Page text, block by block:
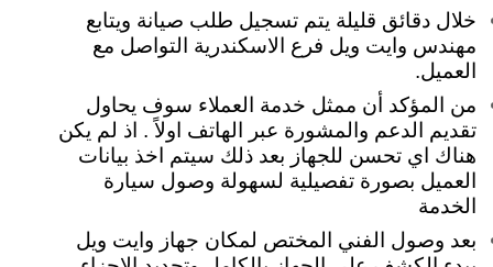
خلال دقائق قليلة يتم تسجيل طلب صيانة ويتابع
مهندس وايت ويل فرع الاسكندرية التواصل مع
العميل.
من المؤكد أن ممثل خدمة العملاء سوف يحاول
تقديم الدعم والمشورة عبر الهاتف اولاً . اذ لم يكن
هناك اي تحسن للجهاز بعد ذلك سيتم اخذ بيانات
العميل بصورة تفصيلية لسهولة وصول سيارة
الخدمة
بعد وصول الفني المختص لمكان جهاز وايت ويل